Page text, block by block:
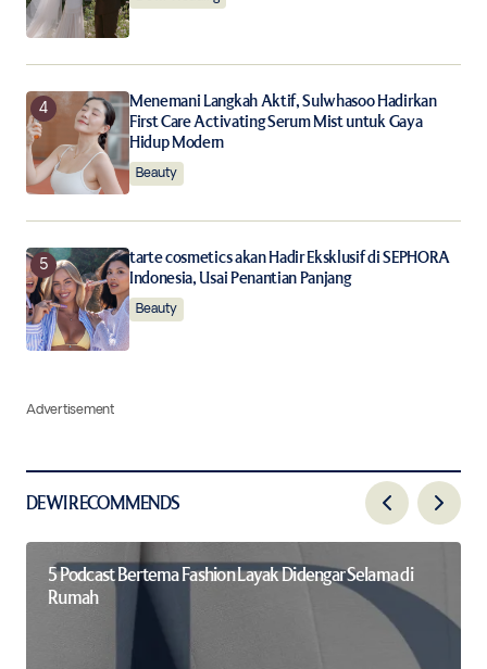
Menemani Langkah Aktif, Sulwhasoo Hadirkan
First Care Activating Serum Mist untuk Gaya
Hidup Modern
Beauty
tarte cosmetics akan Hadir Eksklusif di SEPHORA
Indonesia, Usai Penantian Panjang
Beauty
Advertisement
DEWI RECOMMENDS
5 Podcast Bertema Fashion Layak Didengar Selama di
Rumah